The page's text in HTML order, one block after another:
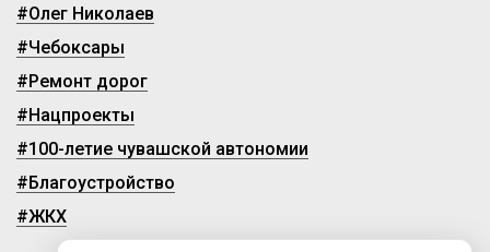
#Олег Николаев
#Чебоксары
#Ремонт дорог
#Нацпроекты
#100-летие чувашской автономии
#Благоустройство
#ЖКХ